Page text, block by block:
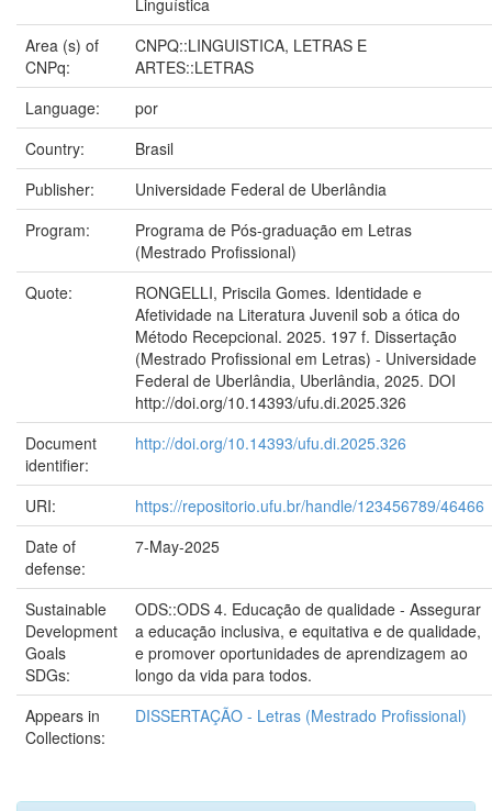
Area (s) of
CNPq:
CNPQ::LINGUISTICA, LETRAS E
ARTES::LETRAS
Language:
por
Country:
Brasil
Publisher:
Universidade Federal de Uberlândia
Program:
Programa de Pós-graduação em Letras
(Mestrado Profissional)
Quote:
RONGELLI, Priscila Gomes. Identidade e
Afetividade na Literatura Juvenil sob a ótica do
Método Recepcional. 2025. 197 f. Dissertação
(Mestrado Profissional em Letras) - Universidade
Federal de Uberlândia, Uberlândia, 2025. DOI
http://doi.org/10.14393/ufu.di.2025.326
Document
identifier:
http://doi.org/10.14393/ufu.di.2025.326
URI:
https://repositorio.ufu.br/handle/123456789/46466
Date of
defense:
7-May-2025
Sustainable
Development
Goals
SDGs:
ODS::ODS 4. Educação de qualidade - Assegurar
a educação inclusiva, e equitativa e de qualidade,
e promover oportunidades de aprendizagem ao
longo da vida para todos.
Appears in
Collections:
DISSERTAÇÃO - Letras (Mestrado Profissional)